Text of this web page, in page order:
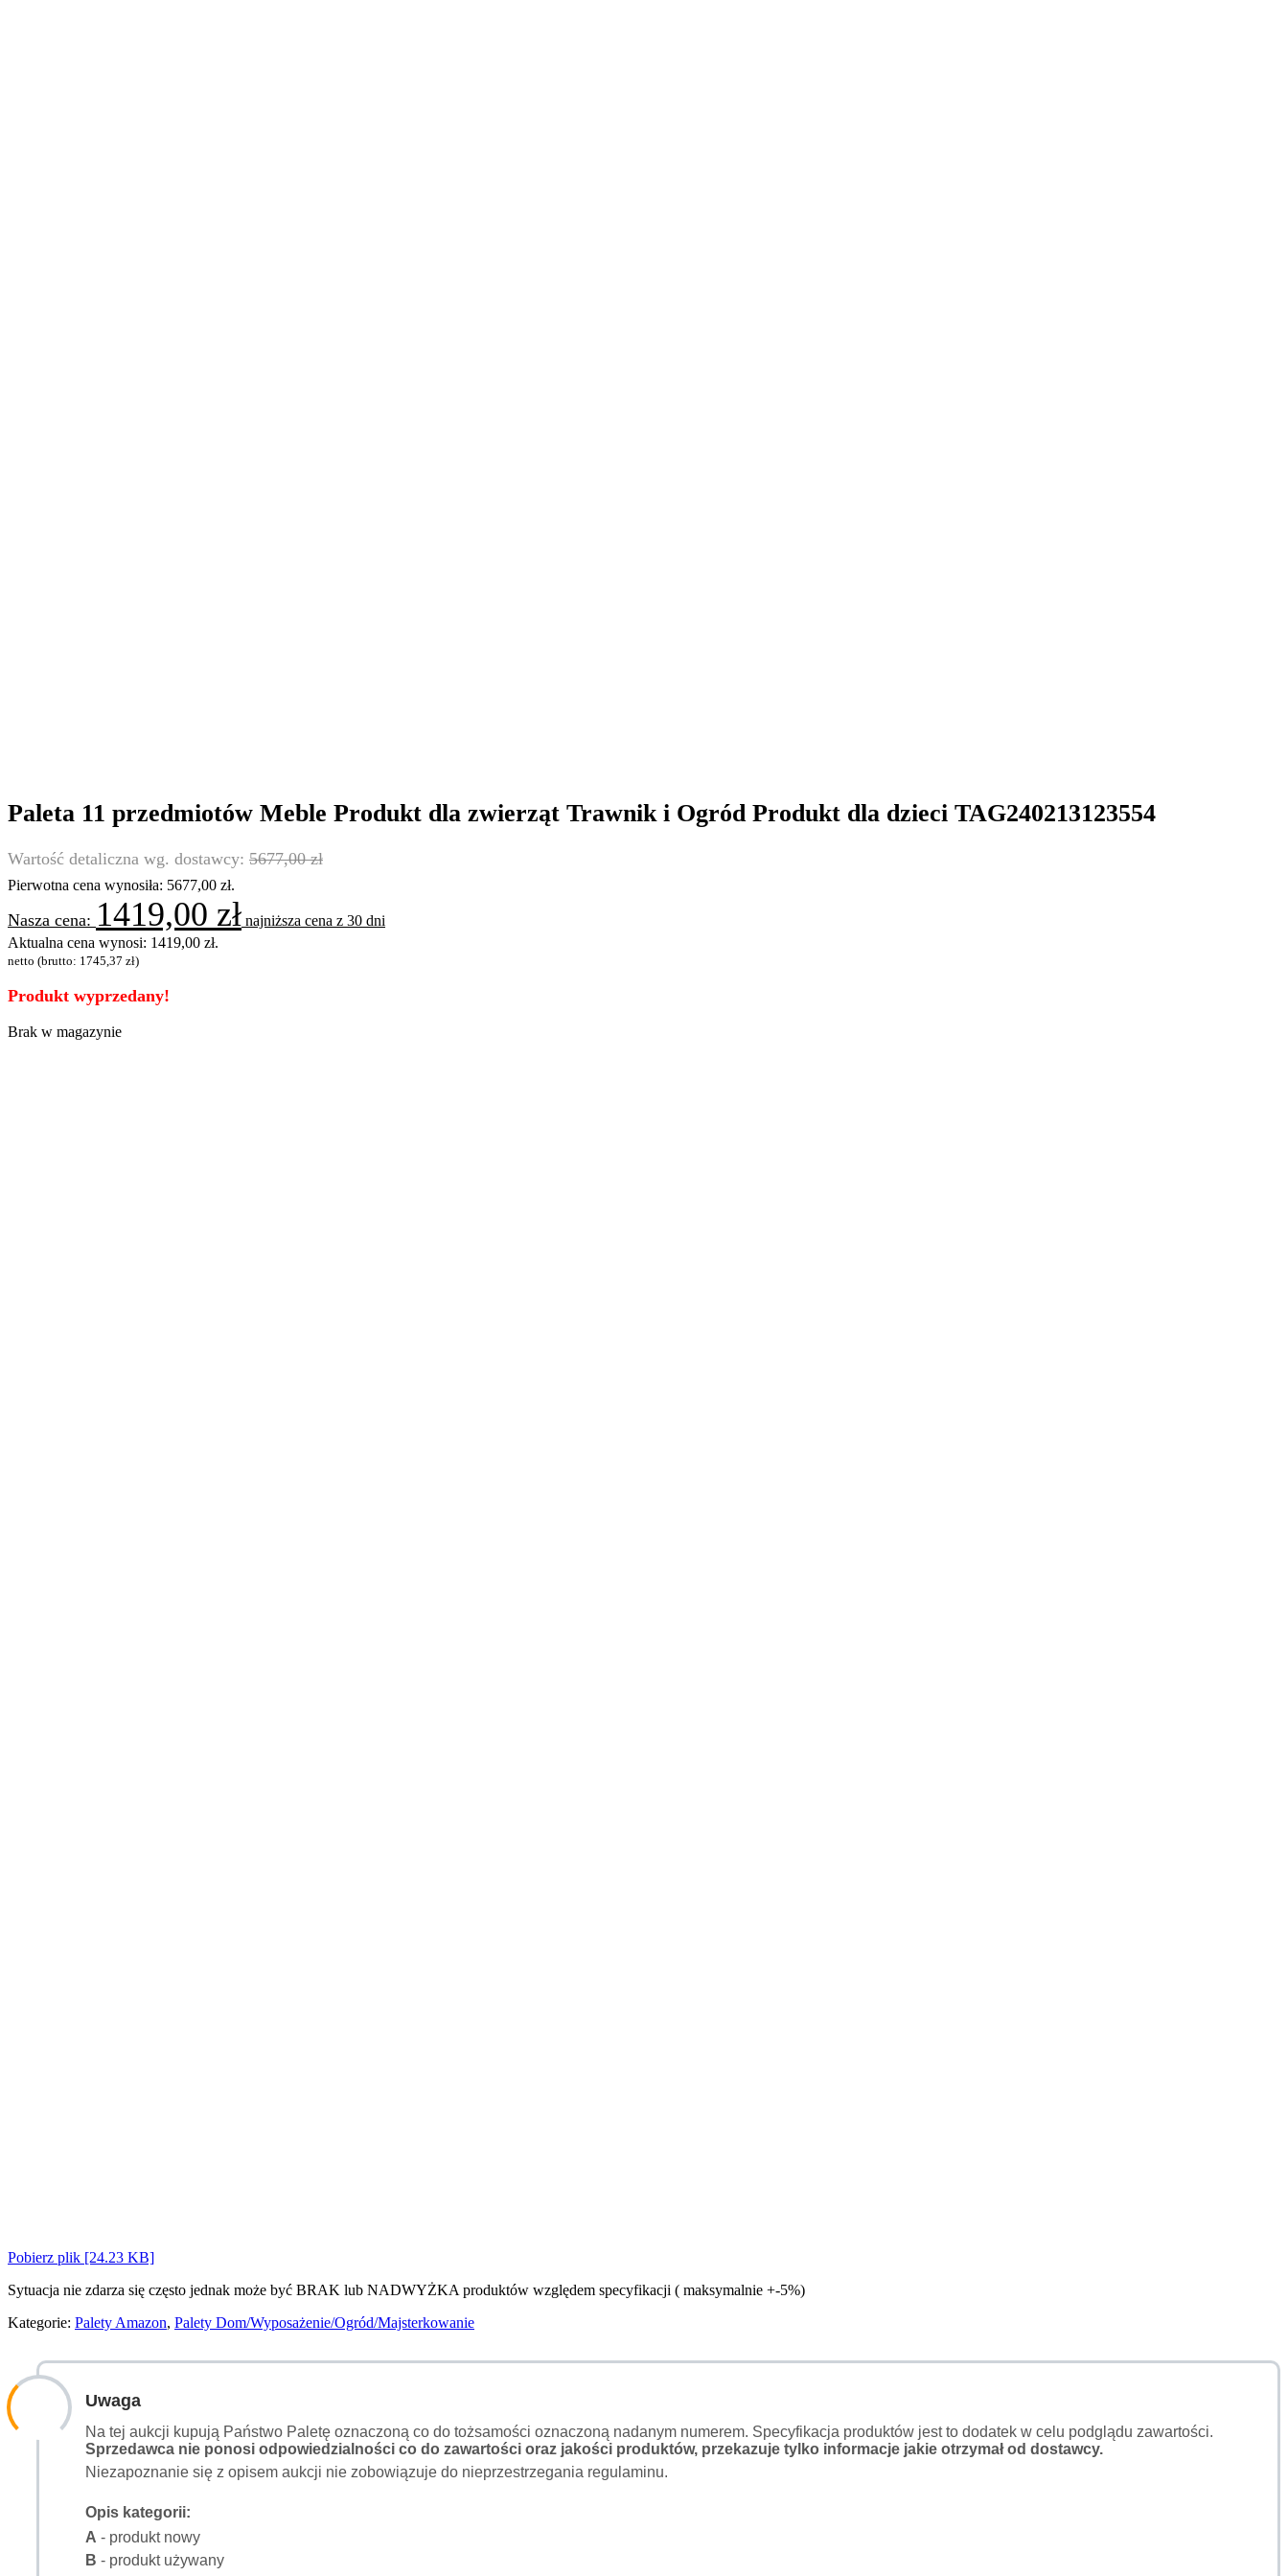
Paleta 11 przedmiotów Meble Produkt dla zwierząt Trawnik i Ogród Produkt dla dzieci TAG240213123554
5677,00zł
Pierwotna cena wynosiła: 5677,00 zł.
1419,00 zł najniższa cena z 30 dni
Aktualna cena wynosi: 1419,00 zł.
netto (brutto: 1745,37 zł)
Produkt wyprzedany!
Brak w magazynie
Pobierz plik [24.23 KB]
Sytuacja nie zdarza się często jednak może być BRAK lub NADWYŻKA produktów względem specyfikacji ( maksymalnie +-5%)
Kategorie: Palety Amazon, Palety Dom/Wyposażenie/Ogród/Majsterkowanie
Uwaga
Na tej aukcji kupują Państwo Paletę oznaczoną co do tożsamości oznaczoną nadanym numerem. Specyfikacja produktów jest to dodatek w celu podglądu zawartości.
Sprzedawca nie ponosi odpowiedzialności co do zawartości oraz jakości produktów, przekazuje tylko informacje jakie otrzymał od dostawcy.
Niezapoznanie się z opisem aukcji nie zobowiązuje do nieprzestrzegania regulaminu.
Opis kategorii:
A - produkt nowy
B - produkt używany